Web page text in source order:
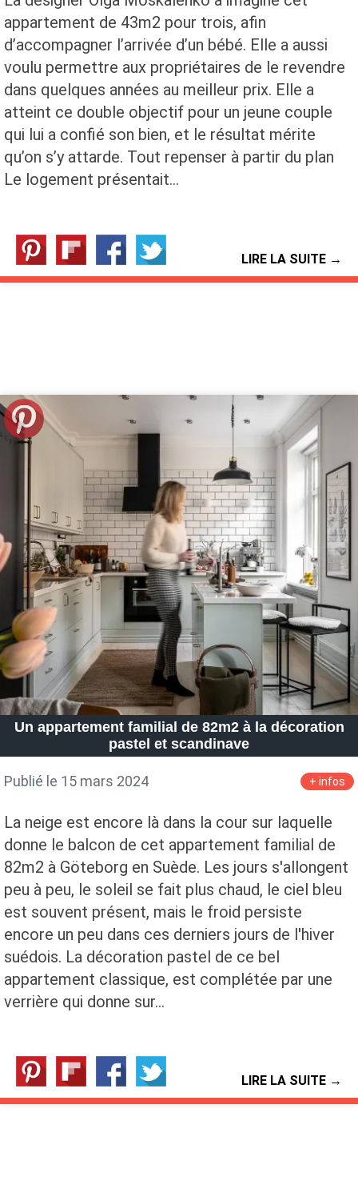
appartement de 43m2 pour trois, afin
d’accompagner l’arrivée d’un bébé. Elle a aussi
voulu permettre aux propriétaires de le revendre
dans quelques années au meilleur prix. Elle a
atteint ce double objectif pour un jeune couple
qui lui a confié son bien, et le résultat mérite
qu’on s’y attarde. Tout repenser à partir du plan
Le logement présentait…
LIRE LA SUITE →
Un appartement familial de 82m2 à la décoration
pastel et scandinave
Publié le 15 mars 2024 + infos
La neige est encore là dans la cour sur laquelle
donne le balcon de cet appartement familial de
82m2 à Göteborg en Suède. Les jours s'allongent
peu à peu, le soleil se fait plus chaud, le ciel bleu
est souvent présent, mais le froid persiste
encore un peu dans ces derniers jours de l'hiver
suédois. La décoration pastel de ce bel
appartement classique, est complétée par une
verrière qui donne sur…
LIRE LA SUITE →